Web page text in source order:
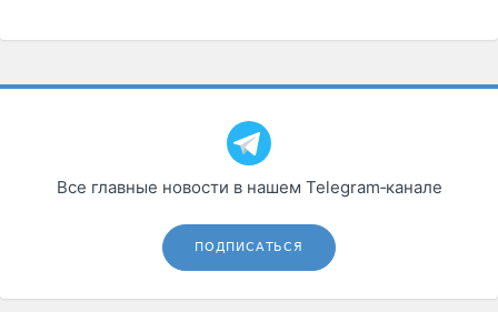
Все главные новости в нашем Telegram‑канале
ПОДПИСАТЬСЯ